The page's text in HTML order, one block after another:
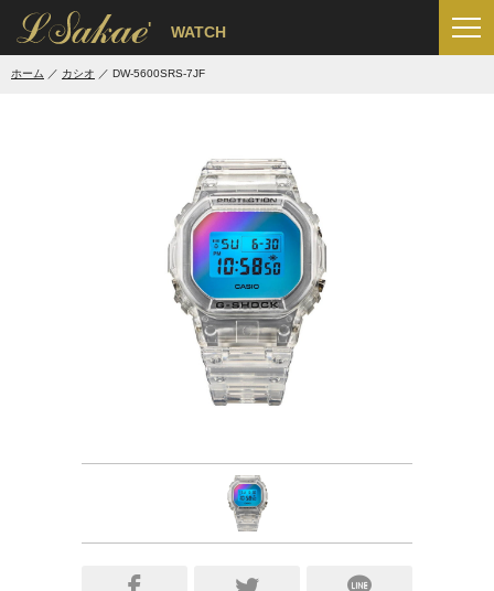
' WATCH
ホーム カシオ DW-5600SRS-7JF